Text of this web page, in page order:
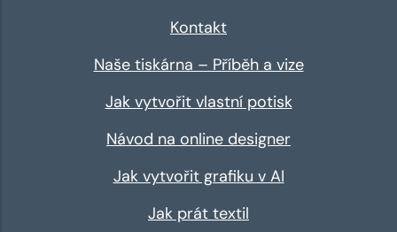
Kontakt
Naše tiskárna – Příběh a vize
Jak vytvořit vlastní potisk
Návod na online designer
Jak vytvořit grafiku v AI
Jak prát textil